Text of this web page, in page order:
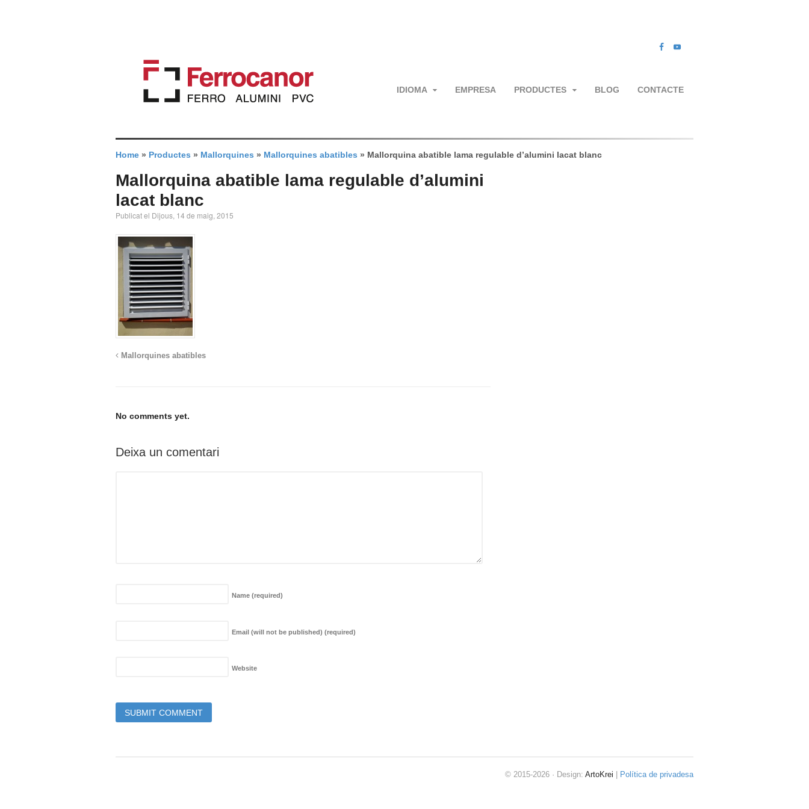
IDIOMA EMPRESA PRODUCTES BLOG CONTACTE
Home » Productes » Mallorquines » Mallorquines abatibles » Mallorquina abatible lama regulable d’alumini lacat blanc
Mallorquina abatible lama regulable d’alumini
lacat blanc
Publicat el Dijous, 14 de maig, 2015
Mallorquines abatibles
No comments yet.
Deixa un comentari
Name (required)
Email (will not be published) (required)
Website
© 2015-2026 · Design: ArtoKrei Política de privadesa